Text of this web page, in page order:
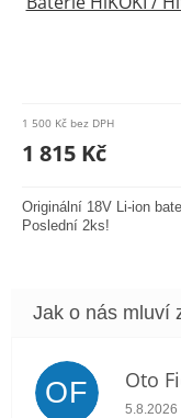
produktu
0,0
5
hvězdiček.
1 500 Kč bez DPH
1 815 Kč
Originální 18V Li-ion
Poslední 2ks!
OF Oto
5.8.2026